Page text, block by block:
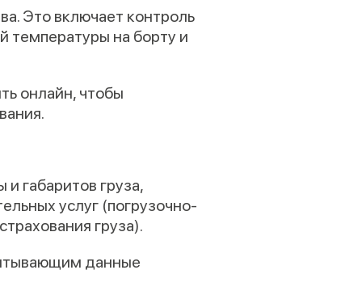
Это включает контроль
температуры на борту и
онлайн, чтобы
габаритов груза,
услуг (погрузочно-
груза).
данные